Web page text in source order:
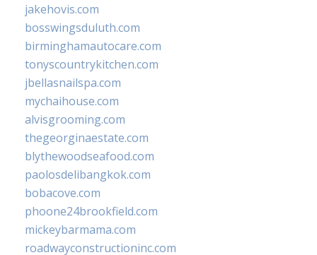
jakehovis.com
bosswingsduluth.com
birminghamautocare.com
tonyscountrykitchen.com
jbellasnailspa.com
mychaihouse.com
alvisgrooming.com
thegeorginaestate.com
blythewoodseafood.com
paolosdelibangkok.com
bobacove.com
phoone24brookfield.com
mickeybarmama.com
roadwayconstructioninc.com